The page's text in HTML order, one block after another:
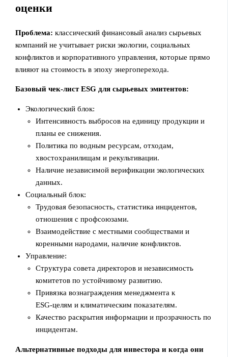
оценки
Проблема: классический финансовый анализ сырьевых
компаний не учитывает риски экологии, социальных
конфликтов и корпоративного управления, которые прямо
влияют на стоимость в эпоху энергоперехода.
Базовый чек-лист ESG для сырьевых эмитентов:
Экологический блок:
Интенсивность выбросов на единицу продукции и
планы ее снижения.
Политика по водным ресурсам, отходам,
хвостохранилищам и рекультивации.
Наличие независимой верификации экологических
данных.
Социальный блок:
Трудовая безопасность, статистика инцидентов,
отношения с профсоюзами.
Взаимодействие с местными сообществами и
коренными народами, наличие конфликтов.
Управление:
Структура совета директоров и независимость
комитетов по устойчивому развитию.
Привязка вознаграждения менеджмента к
ESG‑целям и климатическим показателям.
Качество раскрытия информации и прозрачность по
инцидентам.
Альтернативные подходы для инвестора и когда они